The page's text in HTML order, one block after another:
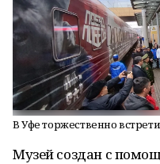
В Уфе торжественно
Музей создан с